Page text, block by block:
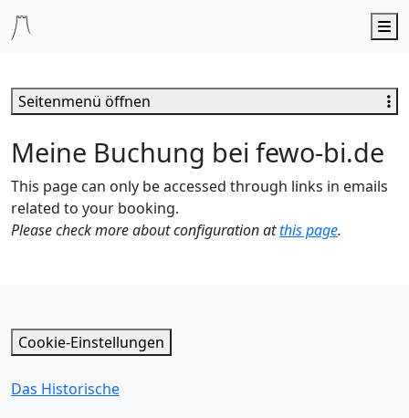
Meine Buchung bei fewo-bi.de
This page can only be accessed through links in emails
related to your booking.
Please check more about configuration atthis page.
Seitenmenü öffnen
Cookie-Einstellungen
Das Historische